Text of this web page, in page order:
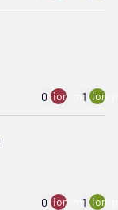
0 ion:minus
1
0 ion:minus
1